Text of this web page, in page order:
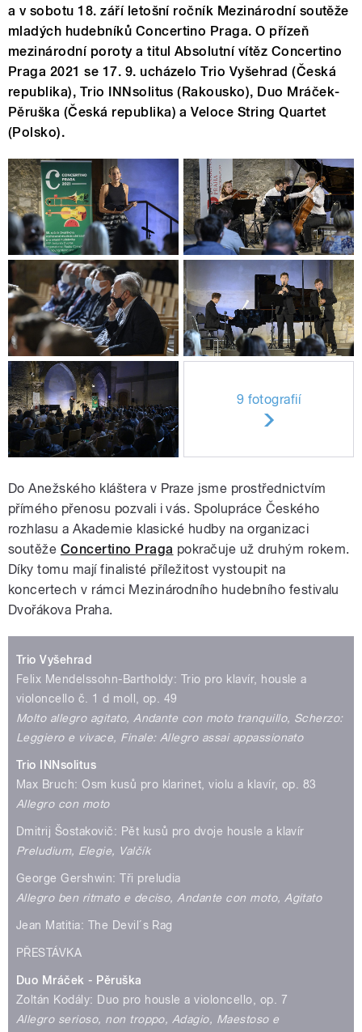
a v sobotu 18. září letošní ročník Mezinárodní soutěže
mladých hudebníků Concertino Praga. O přízeň
mezinárodní poroty a titul Absolutní vítěz Concertino
Praga 2021 se 17. 9. ucházelo Trio Vyšehrad (Česká
republika), Trio INNsolitus (Rakousko), Duo Mráček-
Pěruška (Česká republika) a Veloce String Quartet
(Polsko).
9 fotografií
Do Anežského kláštera v Praze jsme prostřednictvím
přímého přenosu pozvali i vás. Spolupráce Českého
rozhlasu a Akademie klasické hudby na organizaci
soutěže Concertino Praga pokračuje už druhým rokem.
Díky tomu mají finalisté příležitost vystoupit na
koncertech v rámci Mezinárodního hudebního festivalu
Dvořákova Praha.
Trio Vyšehrad
Felix Mendelssohn-Bartholdy: Trio pro klavír, housle a
violoncello č. 1 d moll, op. 49
Molto allegro agitato, Andante con moto tranquillo, Scherzo:
Leggiero e vivace, Finale: Allegro assai appassionato
Trio INNsolitus
Max Bruch: Osm kusů pro klarinet, violu a klavír, op. 83
Allegro con moto
Dmitrij Šostakovič: Pět kusů pro dvoje housle a klavír
Preludium, Elegie, Valčík
George Gershwin: Tři preludia
Allegro ben ritmato e deciso, Andante con moto, Agitato
Jean Matitia: The Devil´s Rag
PŘESTÁVKA
Duo Mráček - Pěruška
Zoltán Kodály: Duo pro housle a violoncello, op. 7
Allegro serioso, non troppo, Adagio, Maestoso e